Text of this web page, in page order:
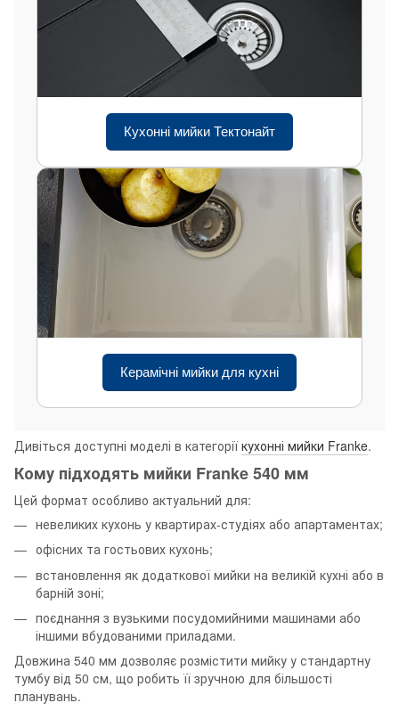
Кухонні мийки Тектонайт
Керамічні мийки для кухні
Дивіться доступні моделі в категорії кухонні мийки Franke.
Кому підходять мийки Franke 540 мм
Цей формат особливо актуальний для:
невеликих кухонь у квартирах-студіях або апартаментах;
офісних та гостьових кухонь;
встановлення як додаткової мийки на великій кухні або в
барній зоні;
поєднання з вузькими посудомийними машинами або
іншими вбудованими приладами.
Довжина 540 мм дозволяє розмістити мийку у стандартну
тумбу від 50 см, що робить її зручною для більшості
планувань.